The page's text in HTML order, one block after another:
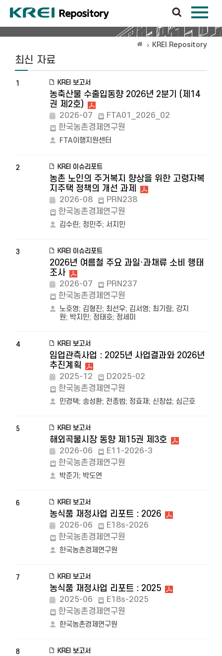
KREI Repository
최신 자료
1 KREI 보고서
농축산물 수출입동향 2026년 2분기 (제14
권 제2호)
2026-07
FTA01_2026_02
한국농촌경제연구원
FTA이행지원센터
2 KREI 이슈리포트
농촌 노인의 주거복지 향상을 위한 고령자복
지주택 정책의 개선 과제
2026-08
PRN238
한국농촌경제연구원
김수린; 정민주; 서지민
3 KREI 이슈리포트
2026년 여름철 주요 과일·과채류 소비 행태
조사
2026-07
PRN237
한국농촌경제연구원
노호영; 김형진; 최선우; 김서영; 최기림; 강지
원; 박지민; 정태호; 정세미
4 KREI 보고서
임업관측사업 : 2025년 사업결과와 2026년
추진계획
2025-12
D2025-02
한국농촌경제연구원
민경택; 송성환; 전종범; 정효재; 신창섭; 심근호
5 KREI 보고서
해외곡물시장 동향 제15권 제3호
2026-06
E11-2026-3
한국농촌경제연구원
박준기 ; 박도연
6 KREI 보고서
농식품 재정사업 리포트 : 2026
2026-06
E18s-2026
한국농촌경제연구원
한국농촌경제연구원
7 KREI 보고서
농식품 재정사업 리포트 : 2025
2025-06
E18s-2025
한국농촌경제연구원
한국농촌경제연구원
8 KREI 보고서